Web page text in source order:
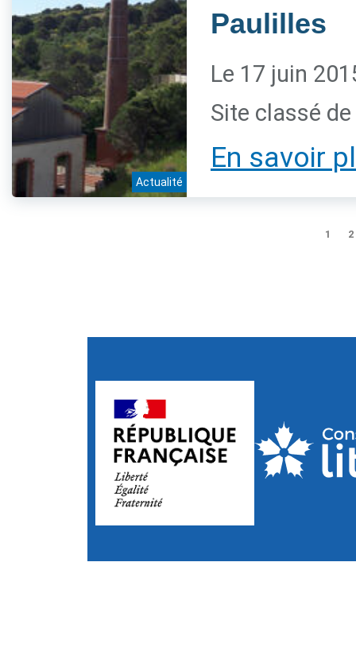
Actualité
Paulilles
Le 17 juin
Site classé
En savoir
1 2